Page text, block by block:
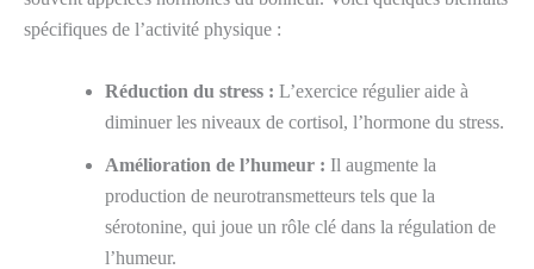
spécifiques de l’activité physique :
Réduction du stress : L’exercice régulier aide à
diminuer les niveaux de cortisol, l’hormone du stress.
Amélioration de l’humeur : Il augmente la
production de neurotransmetteurs tels que la
sérotonine, qui joue un rôle clé dans la régulation de
l’humeur.